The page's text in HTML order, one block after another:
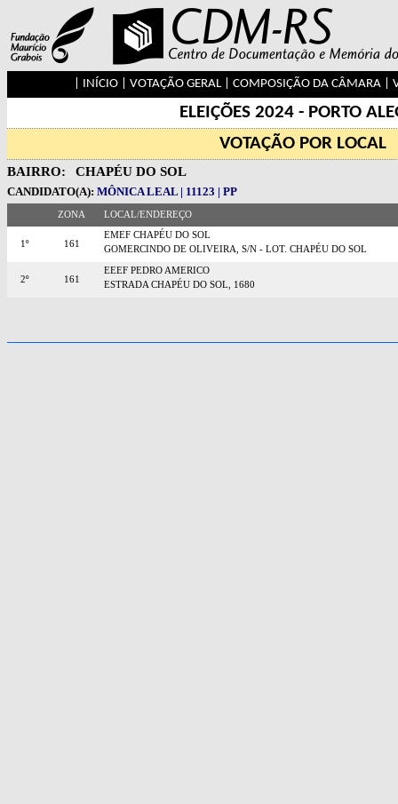
INÍCIO| VOTAÇÃO GERAL| COMPOSIÇÃO DA CÂMARA|
ELEIÇÕES 2024 - PORTO
VOTAÇÃO POR LOCAL
BAIRRO: CHAPÉU DO SOL
CANDIDATO(A): MÔNICA LEAL | 11123 | PP
ZONA LOCAL/ENDEREÇO
1º 161
EMEF CHAPÉU DO SOL
GOMERCINDO DE OLIVEIRA, S/N - LOT. CHAPÉU DO SOL
2º 161
EEEF PEDRO AMERICO
ESTRADA CHAPÉU DO SOL, 1680